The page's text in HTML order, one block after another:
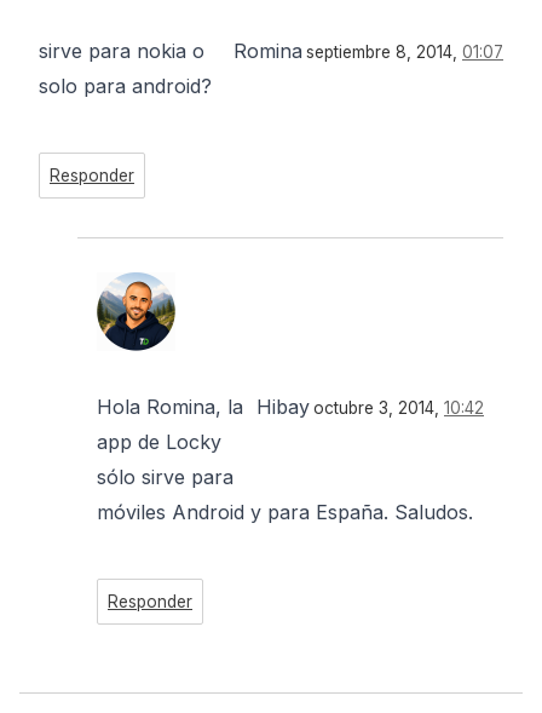
Romina septiembre 8, 2014, 01:07
sirve para nokia o
solo para android?
Responder
Hibayoctubre 3, 2014, 10:42
Hola Romina, la
app de Locky
sólo sirve para
móviles Android y para España. Saludos.
Responder